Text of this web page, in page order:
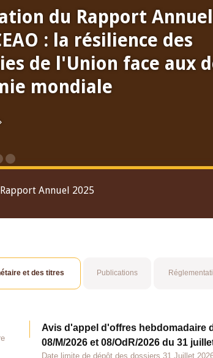
du Rapport
: la résilience des
de l'Union face aux
mondiale
Annuel 2025
et des titres Publications
Avis d'appel d'offres hebdomadaire
08/M/2026 et 08/OdR/2026 du 31
Date limite de dépôt des dossiers 31 Juillet